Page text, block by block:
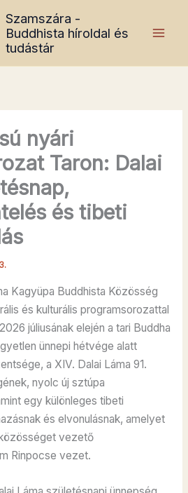
Szamszára -
Buddhista híroldal és
tudástár
nyári
Taron: Dalai
és tibeti
Kagyüpa Buddhista Közösség
és kulturális programsorozattal
júliusának elején a tari Buddha
ünnepi hétvége alatt
a XIV. Dalai Láma 91.
nyolc új sztúpa
egy különleges tibeti
és elvonulásnak, amelyet
vezető
Rinpocse vezet.